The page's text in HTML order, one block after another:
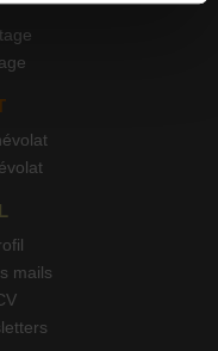
mails